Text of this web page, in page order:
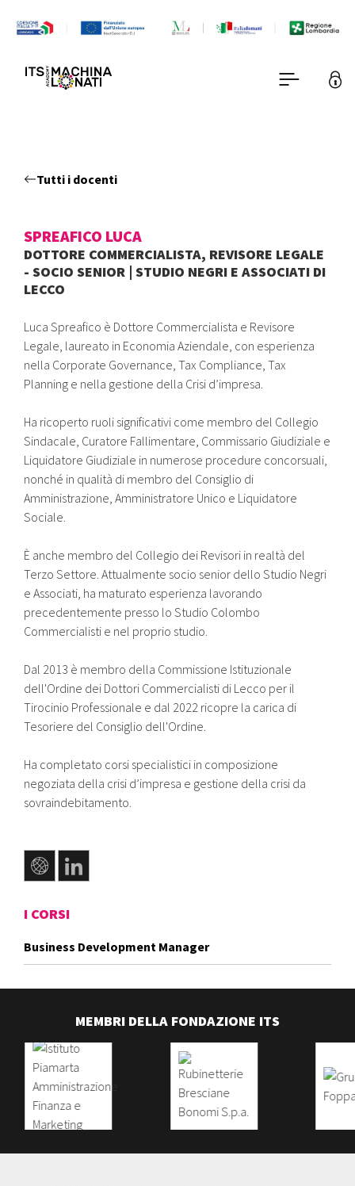
Tutti i docenti
SPREAFICO LUCA
DOTTORE COMMERCIALISTA, REVISORE LEGALE
- SOCIO SENIOR | STUDIO NEGRI E ASSOCIATI DI
LECCO
Luca Spreafico è Dottore Commercialista e Revisore
Legale, laureato in Economia Aziendale, con esperienza
nella Corporate Governance, Tax Compliance, Tax
Planning e nella gestione della Crisi d’impresa.
Ha ricoperto ruoli significativi come membro del Collegio
Sindacale, Curatore Fallimentare, Commissario Giudiziale e
Liquidatore Giudiziale in numerose procedure concorsuali,
nonché in qualità di membro del Consiglio di
Amministrazione, Amministratore Unico e Liquidatore
Sociale.
È anche membro del Collegio dei Revisori in realtà del
Terzo Settore. Attualmente socio senior dello Studio Negri
e Associati, ha maturato esperienza lavorando
precedentemente presso lo Studio Colombo
Commercialisti e nel proprio studio.
Dal 2013 è membro della Commissione Istituzionale
dell'Ordine dei Dottori Commercialisti di Lecco per il
Tirocinio Professionale e dal 2022 ricopre la carica di
Tesoriere del Consiglio dell'Ordine.
Ha completato corsi specialistici in composizione
negoziata della crisi d’impresa e gestione della crisi da
sovraindebitamento.
I CORSI
Business Development Manager
MEMBRI DELLA FONDAZIONE ITS